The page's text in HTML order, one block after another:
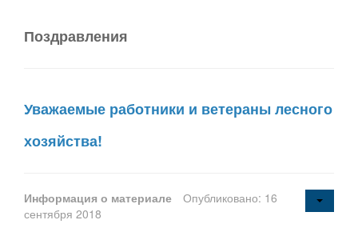
Поздравления
Уважаемые работники и ветераны лесного
хозяйства!
Информация о материале
Опубликовано: 16
сентября 2018